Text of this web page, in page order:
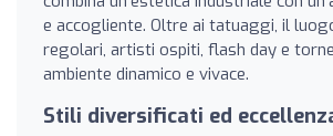
e accogliente. Oltre ai tatuaggi, il
regolari, artisti ospiti, flash day e
ambiente dinamico e vivace.
Stili diversificati ed